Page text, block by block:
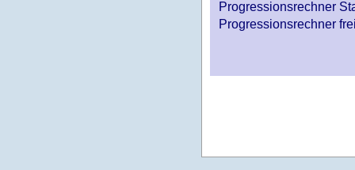
Progressionsrechner
Progressionsrechner